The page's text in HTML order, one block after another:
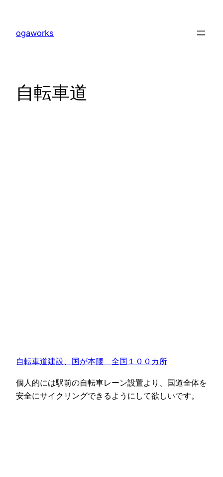
ogaworks
自転車道
自転車道建設、国が本腰 全国１００カ所
個人的には駅前の自転車レーン設置より、国道全体を
安全にサイクリングできるようにして欲しいです。